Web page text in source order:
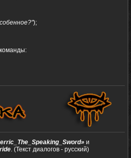
);
и
. (Текст диалогов - русский)